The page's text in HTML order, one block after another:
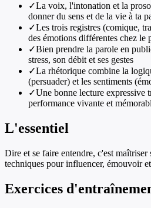
✓La voix, l'intonation et la
donner du sens et de la vie à ta
✓Les trois registres (comique,
des émotions différentes chez le
✓Bien prendre la parole en
stress, son débit et ses gestes
✓La rhétorique combine la
(persuader) et les sentiments
✓Une bonne lecture expressive
performance vivante et
L'essentiel
Dire et se faire entendre, c'est maîtriser
techniques pour influencer, émouvoir
Exercices